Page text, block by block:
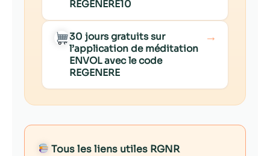
REGENERE10
30 jours gratuits sur
l’application de méditation
ENVOL avec le code
REGENERE
→
Tous les liens utiles RGNR